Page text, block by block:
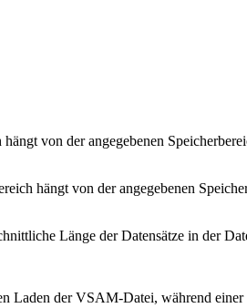
von der angegebenen
hängt von der angegebenen
Länge der Datensätze in der
Laden der VSAM-Datei, während